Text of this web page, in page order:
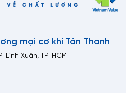
mại cơ khí Tân Thanh
Linh Xuân, TP. HCM